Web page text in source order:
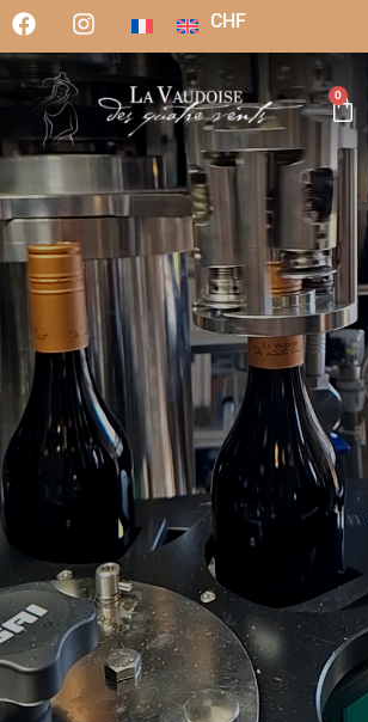
CHF
0